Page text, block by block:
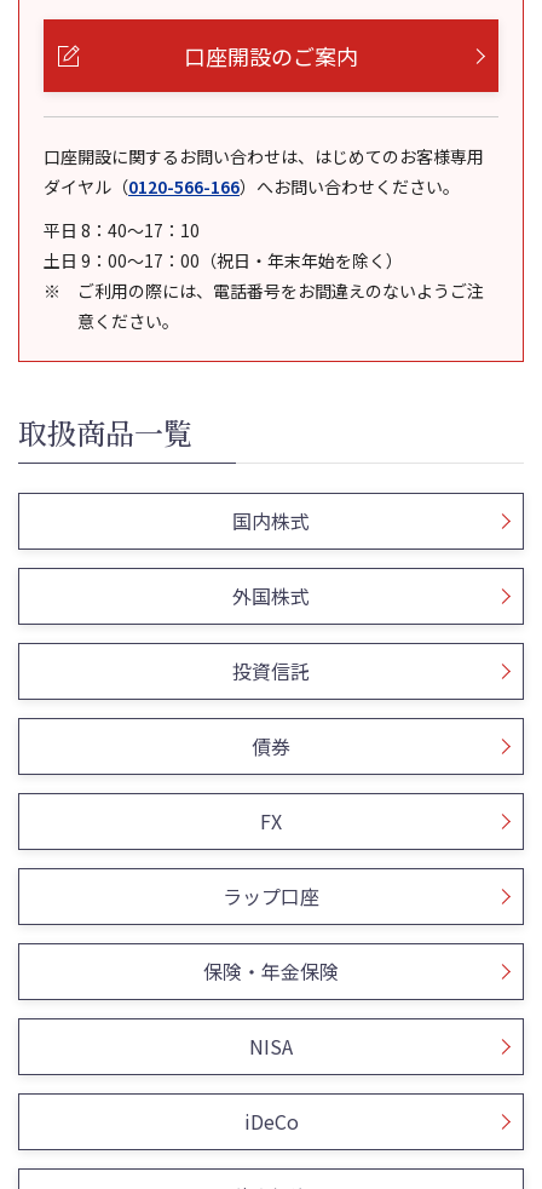
口座開設のご案内
口座開設に関するお問い合わせは、はじめてのお客様専用
ダイヤル （0120-566-166） へお問い合わせください。
平日 8：40～17：10
土日 9：00～17：00（祝日・年末年始を除く）
ご利用の際には、電話番号をお間違えのないようご注
意ください。
取扱商品一覧
国内株式
外国株式
投資信託
債券
FX
ラップ口座
保険・年金保険
NISA
iDeCo